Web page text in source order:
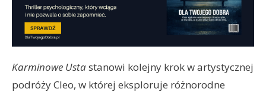
Karminowe Ustastanowi kolejny krok w artystycznej
podróży Cleo, w której eksploruje różnorodne